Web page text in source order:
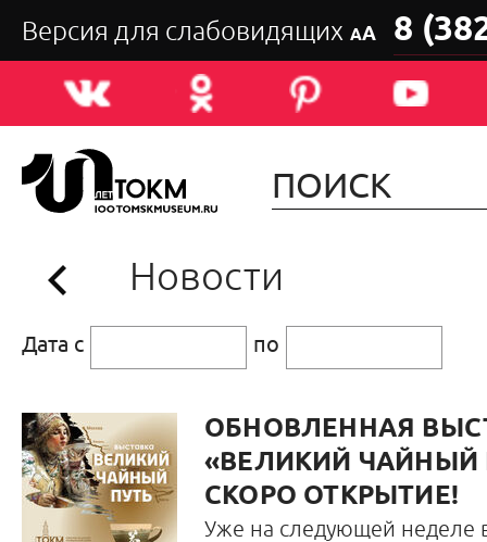
Версия для слабовидящих АА 8
Новости
Дата с по
ОБНОВЛЕННАЯ
«ВЕЛИКИЙ ЧАЙНЫЙ
СКОРО ОТКРЫТИЕ!
Уже на следующей неделе